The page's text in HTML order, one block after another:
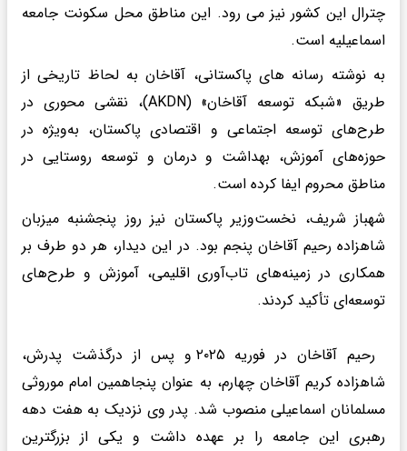
چترال این کشور نیز می رود. این مناطق محل سکونت جامعه
اسماعیلیه است.
به نوشته رسانه های پاکستانی، آقاخان به لحاظ تاریخی از
طریق «شبکه توسعه آقاخان» (AKDN)، نقشی محوری در
طرح‌های توسعه اجتماعی و اقتصادی پاکستان، به‌ویژه در
حوزه‌های آموزش، بهداشت و درمان و توسعه روستایی در
مناطق محروم ایفا کرده است.
شهباز شریف، نخست‌وزیر پاکستان نیز روز پنجشنبه میزبان
شاهزاده رحیم آقاخان پنجم بود. در این دیدار، هر دو طرف بر
همکاری در زمینه‌های تاب‌آوری اقلیمی، آموزش و طرح‌های
توسعه‌ای تأکید کردند.
رحیم آقاخان در فوریه ۲۰۲۵ و پس از درگذشت پدرش،
شاهزاده کریم آقاخان چهارم، به عنوان پنجاهمین امام موروثی
مسلمانان اسماعیلی منصوب شد. پدر وی نزدیک به هفت دهه
رهبری این جامعه را بر عهده داشت و یکی از بزرگترین